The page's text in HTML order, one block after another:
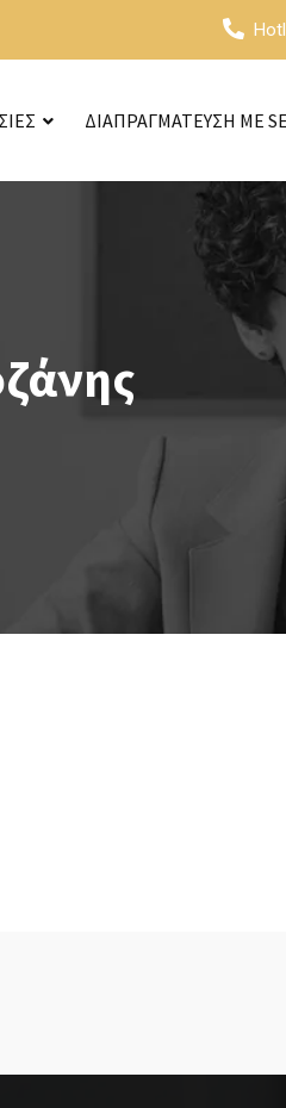
ΔΙΑΠΡΑΓΜΑΤΕΥΣΗ ΜΕ